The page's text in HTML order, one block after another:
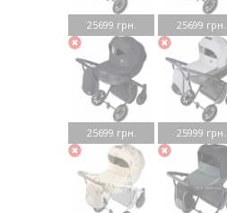
25699 грн. 25699 грн.
25699 грн. 25999 грн.